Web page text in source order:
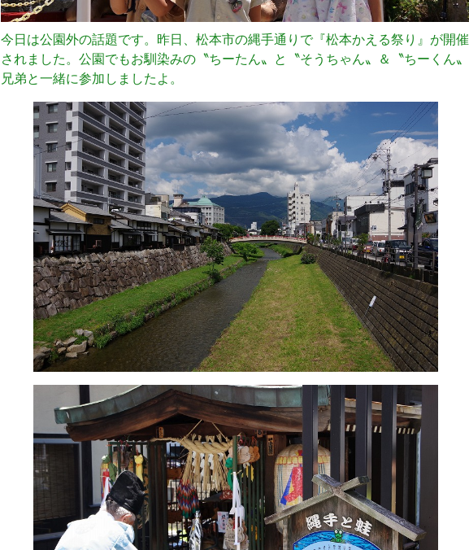
今日は公園外の話題です。昨日、松本市の縄手通りで『松本かえる祭り』が開催
されました。公園でもお馴染みの〝ちーたん〟と〝そうちゃん〟＆〝ちーくん〟
兄弟と一緒に参加しましたよ。